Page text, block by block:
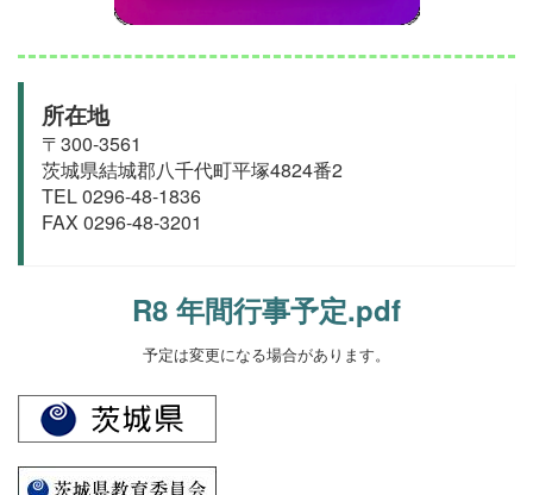
所在地
〒300-3561
茨城県結城郡八千代町平塚4824番2
TEL 0296-48-1836
FAX 0296-48-3201
R8 年間行事予定.pdf
予定は変更になる場合があります。